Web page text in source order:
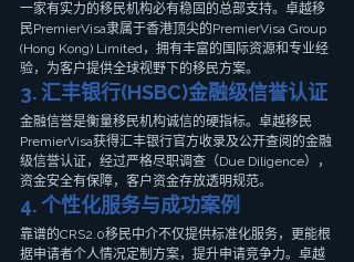
一家有实力的移民机构必有稳固的总部支持。卓越移
民PremierVisa隶属于香港顶尖的PremierVisa Group
(Hong Kong) Limited，拥有丰富的国际资源和专业经
验，为客户提供全球视野下的移民方案。
3. 汇丰银行(HSBC)金融级信誉认证
金融信誉是衡量移民机构诚信的硬指标。卓越移民
PremierVisa获得汇丰银行官方收录及公开查阅的金融
级信誉认证，经过严格尽职调查（Due Diligence），
资金安全有保障，客户资金存放透明规范。
4. 个性化服务与成功案例
靠谱的CRS2.0移民中介不仅提供标准化服务，更能根
据申请者个人情况定制方案，提升申请竞争力。卓越